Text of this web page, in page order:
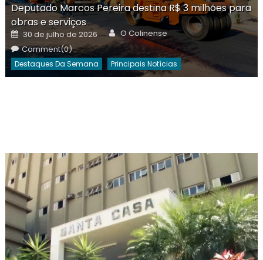
Deputado Marcos Pereira destina R$ 3 milhões para
obras e serviços
Posted
on
30 de julho de 2026 Author
O Colinense
Comment(0)
Destaques Da Semana Principais Notícias